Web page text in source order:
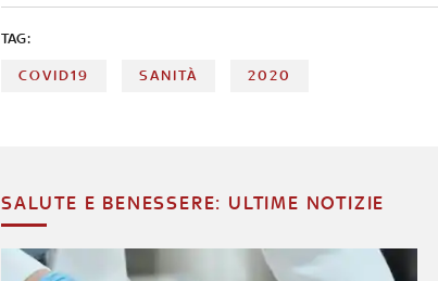
TAG:
COVID19 SANITÀ 2020
SALUTE E BENESSERE: ULTIME NOTIZIE